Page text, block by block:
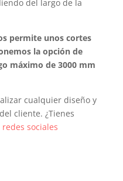
del largo de la
permite unos cortes
la opción de
máximo de 3000 mm
cualquier diseño y
cliente. ¿Tienes
redes sociales